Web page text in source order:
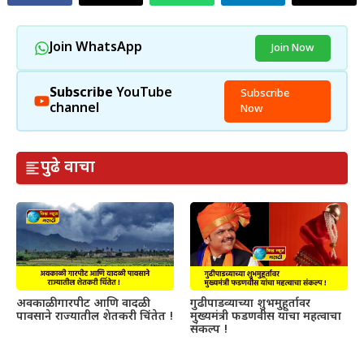
Join WhatsApp Join Now
Subscribe YouTube
channel
Subscribe
Now
पुढे वाचा
अवकाळी गारपीट आणि वादळी
पावसाने राज्यातील शेतकरी चिंतेत !
गुढीपाडव्याच्या शुभमुहूर्तावर
मुख्यमंत्री फडणवीस यांचा महत्वाचा
संकल्प !